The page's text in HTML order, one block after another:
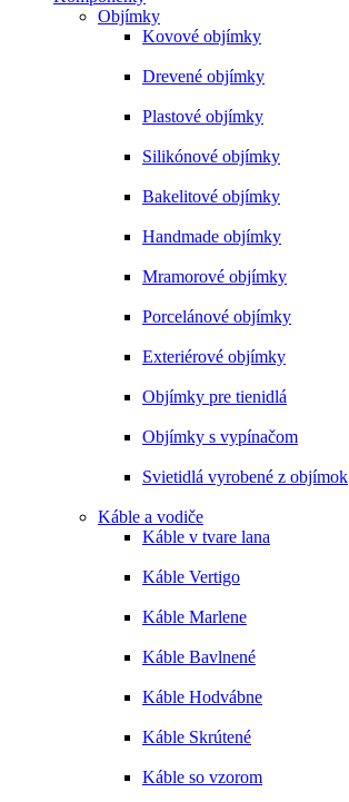
Objímky
Kovové objímky
Drevené objímky
Plastové objímky
Silikónové objímky
Bakelitové objímky
Handmade objímky
Mramorové objímky
Porcelánové objímky
Exteriérové objímky
Objímky pre tienidlá
Objímky s vypínačom
Svietidlá vyrobené z objímok
Káble a vodiče
Káble v tvare lana
Káble Vertigo
Káble Marlene
Káble Bavlnené
Káble Hodvábne
Káble Skrútené
Káble so vzorom